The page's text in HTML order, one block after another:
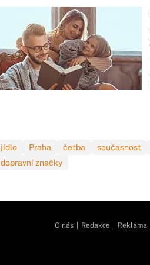
jídlo Praha četba současnost
dopravní značky
O nás Redakce Reklama